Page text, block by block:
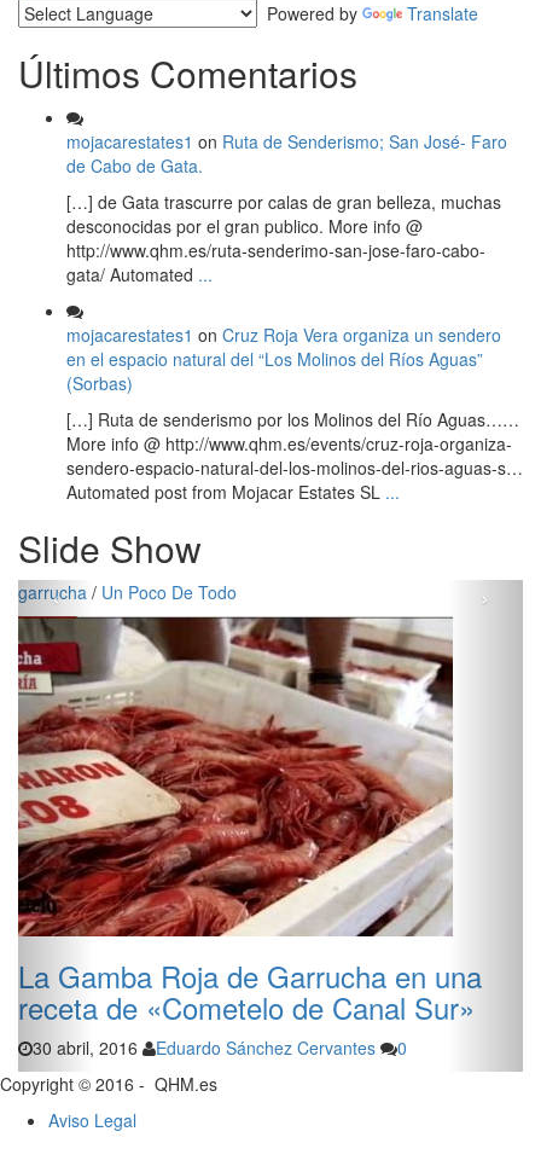
Powered by Translate
Últimos Comentarios
mojacarestates1 on Ruta de Senderismo; San José- Faro
de Cabo de Gata.
[…] de Gata trascurre por calas de gran belleza, muchas
desconocidas por el gran publico. More info @
http://www.qhm.es/ruta-senderimo-san-jose-faro-cabo-
gata/ Automated ...
mojacarestates1 on Cruz Roja Vera organiza un sendero
en el espacio natural del “Los Molinos del Ríos Aguas”
(Sorbas)
[…] Ruta de senderismo por los Molinos del Río Aguas……
More info @ http://www.qhm.es/events/cruz-roja-organiza-
sendero-espacio-natural-del-los-molinos-del-rios-aguas-s…
Automated post from Mojacar Estates SL ...
Slide Show
garrucha / Un Poco De Todo
La Gamba Roja de Garrucha en una
receta de «Cometelo de Canal Sur»
30 abril, 2016 Eduardo Sánchez Cervantes 0
‹ ›
Copyright © 2016 - QHM.es
Aviso Legal